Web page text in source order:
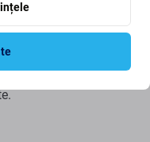
dispozitivului
înaltă calitate posibilă
cel din fabrică. Pentru